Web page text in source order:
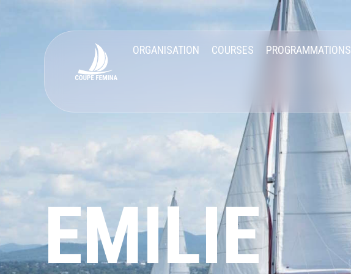
ORGANISATION COURSES PROGRAMMATIONS
EMILIE